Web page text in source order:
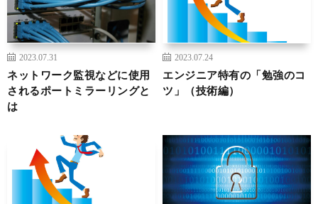
2023.07.31
ネットワーク監視などに使用
されるポートミラーリングと
は
2023.07.24
エンジニア特有の「勉強のコ
ツ」（技術編）